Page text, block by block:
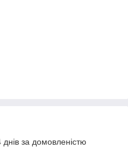
за домовленістю